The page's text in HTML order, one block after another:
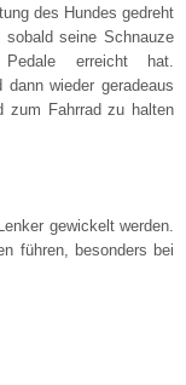
des Hundes gedreht
sobald seine Schnauze
erreicht hat.
wieder geradeaus
zum Fahrrad zu halten
gewickelt werden.
führen, besonders bei